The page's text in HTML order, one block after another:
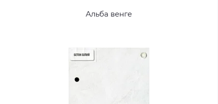
Альба венге